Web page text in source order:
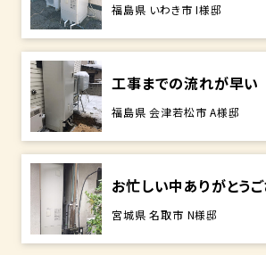
福島県 いわき市 I様邸
工事までの流れが早い
福島県 会津若松市 A様邸
お忙しい中ありがとう
宮城県 名取市 N様邸